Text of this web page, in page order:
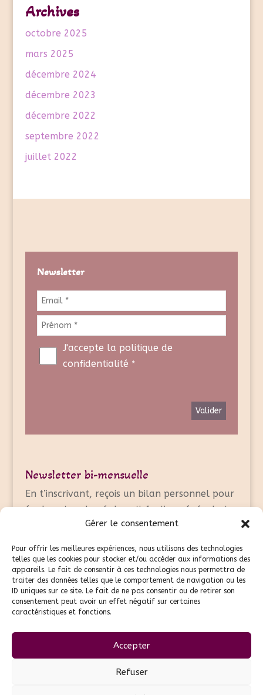
Gérer le consentement
Pour offrir les meilleures expériences, nous utilisons des technologies
telles que les cookies pour stocker et/ou accéder aux informations des
appareils. Le fait de consentir à ces technologies nous permettra de
traiter des données telles que le comportement de navigation ou les
ID uniques sur ce site. Le fait de ne pas consentir ou de retirer son
consentement peut avoir un effet négatif sur certaines
caractéristiques et fonctions.
Accepter
Refuser
Archives
octobre 2025
mars 2025
décembre 2024
décembre 2023
décembre 2022
septembre 2022
juillet 2022
Newsletter
J'accepte la politique de
confidentialité *
Newsletter bi-mensuelle
En t’inscrivant, reçois un bilan personnel pour
évaluer ton degré de satisfaction général et
faire le point sur ton bien-être.
Une autre question ?
Prendre contact